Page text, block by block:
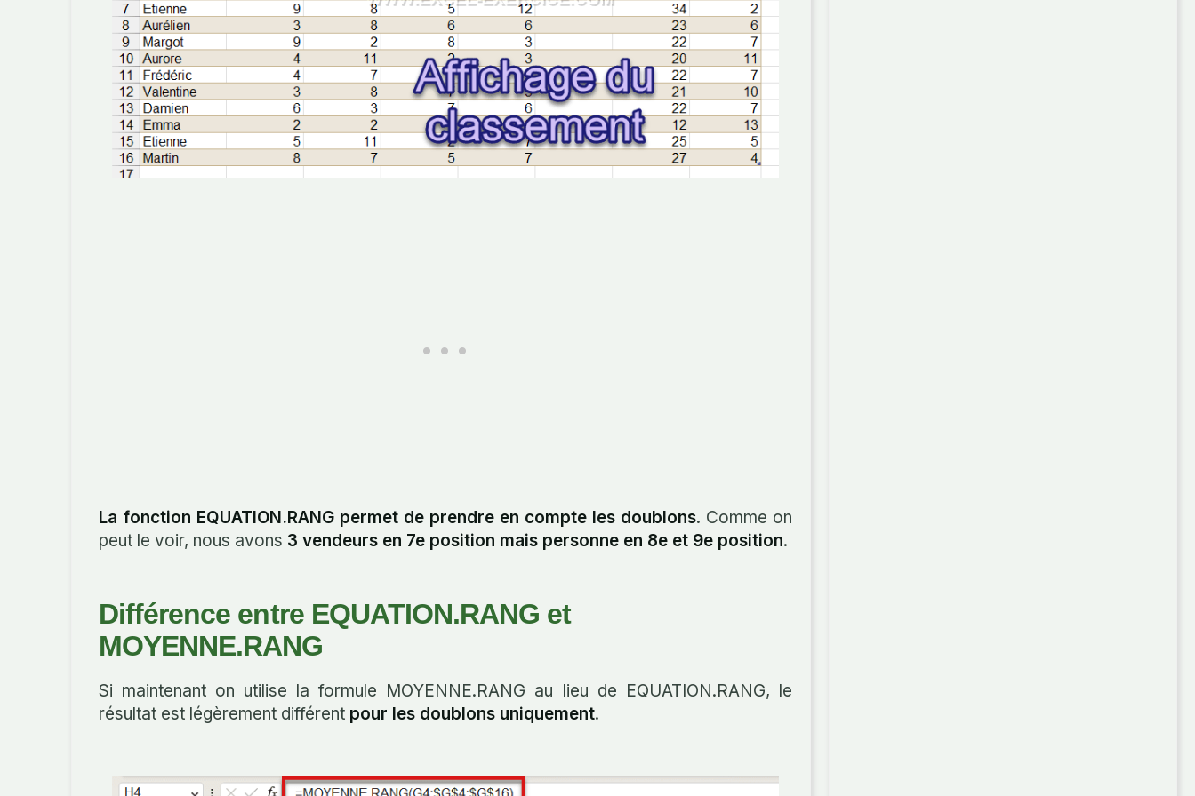
La fonction EQUATION.RANG permet de prendre en compte les doublons. Comme on
peut le voir, nous avons 3 vendeurs en 7e position mais personne en 8e et 9e position.
Différence entre EQUATION.RANG et
MOYENNE.RANG
Si maintenant on utilise la formule MOYENNE.RANG au lieu de EQUATION.RANG, le
résultat est légèrement différent pour les doublons uniquement.